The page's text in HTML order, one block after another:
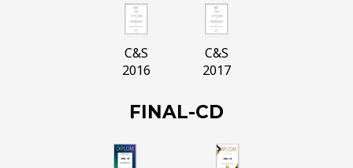
C&S
2016
C&S
2017
FINAL-CD